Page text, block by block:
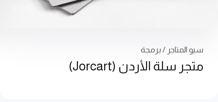
سيو المتاجر / برمجة
متجر سلة الأردن (Jorcart)